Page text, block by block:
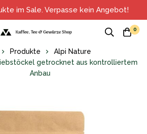
im Sale. Verpasse kein Angebot!
0
Produkte
Alpi Nature
getrocknet aus kontrolliertem
Anbau